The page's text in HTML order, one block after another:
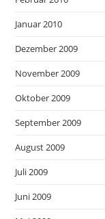
Januar 2010
Dezember 2009
November 2009
Oktober 2009
September 2009
August 2009
Juli 2009
Juni 2009